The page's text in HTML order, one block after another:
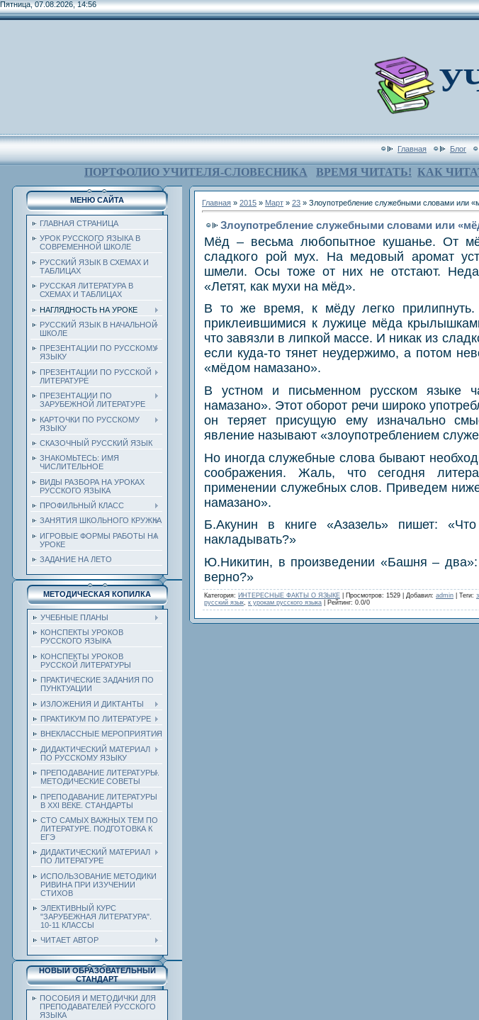
Пятница, 07.08.2026, 14:56
Главная Блог
ПОРТФОЛИО УЧИТЕЛЯ-СЛОВЕСНИКА ВРЕМЯ ЧИТАТЬ! КАК
МЕНЮ САЙТА
ГЛАВНАЯ СТРАНИЦА
УРОК РУССКОГО ЯЗЫКА В
СОВРЕМЕННОЙ ШКОЛЕ
РУССКИЙ ЯЗЫК В СХЕМАХ И
ТАБЛИЦАХ
РУССКАЯ ЛИТЕРАТУРА В
СХЕМАХ И ТАБЛИЦАХ
НАГЛЯДНОСТЬ НА УРОКЕ
РУССКИЙ ЯЗЫК В НАЧАЛЬНОЙ
ШКОЛЕ
ПРЕЗЕНТАЦИИ ПО РУССКОМУ
ЯЗЫКУ
ПРЕЗЕНТАЦИИ ПО РУССКОЙ
ЛИТЕРАТУРЕ
ПРЕЗЕНТАЦИИ ПО
ЗАРУБЕЖНОЙ ЛИТЕРАТУРЕ
КАРТОЧКИ ПО РУССКОМУ
ЯЗЫКУ
СКАЗОЧНЫЙ РУССКИЙ ЯЗЫК
ЗНАКОМЬТЕСЬ: ИМЯ
ЧИСЛИТЕЛЬНОЕ
ВИДЫ РАЗБОРА НА УРОКАХ
РУССКОГО ЯЗЫКА
ПРОФИЛЬНЫЙ КЛАСС
ЗАНЯТИЯ ШКОЛЬНОГО КРУЖКА
ИГРОВЫЕ ФОРМЫ РАБОТЫ НА
УРОКЕ
ЗАДАНИЕ НА ЛЕТО
МЕТОДИЧЕСКАЯ КОПИЛКА
УЧЕБНЫЕ ПЛАНЫ
КОНСПЕКТЫ УРОКОВ
РУССКОГО ЯЗЫКА
КОНСПЕКТЫ УРОКОВ
РУССКОЙ ЛИТЕРАТУРЫ
ПРАКТИЧЕСКИЕ ЗАДАНИЯ ПО
ПУНКТУАЦИИ
ИЗЛОЖЕНИЯ И ДИКТАНТЫ
ПРАКТИКУМ ПО ЛИТЕРАТУРЕ
ВНЕКЛАССНЫЕ МЕРОПРИЯТИЯ
ДИДАКТИЧЕСКИЙ МАТЕРИАЛ
ПО РУССКОМУ ЯЗЫКУ
ПРЕПОДАВАНИЕ ЛИТЕРАТУРЫ.
МЕТОДИЧЕСКИЕ СОВЕТЫ
ПРЕПОДАВАНИЕ ЛИТЕРАТУРЫ
В XXI ВЕКЕ. СТАНДАРТЫ
СТО САМЫХ ВАЖНЫХ ТЕМ ПО
ЛИТЕРАТУРЕ. ПОДГОТОВКА К
ЕГЭ
ДИДАКТИЧЕСКИЙ МАТЕРИАЛ
ПО ЛИТЕРАТУРЕ
ИСПОЛЬЗОВАНИЕ МЕТОДИКИ
РИВИНА ПРИ ИЗУЧЕНИИ
СТИХОВ
ЭЛЕКТИВНЫЙ КУРС
"ЗАРУБЕЖНАЯ ЛИТЕРАТУРА".
10-11 КЛАССЫ
ЧИТАЕТ АВТОР
НОВЫЙ ОБРАЗОВАТЕЛЬНЫЙ
СТАНДАРТ
ПОСОБИЯ И МЕТОДИЧКИ ДЛЯ
ПРЕПОДАВАТЕЛЕЙ РУССКОГО
ЯЗЫКА
Главная » 2015 » Март » 23 » Злоупотребление служебными словами или
Злоупотребление служебными словами или
Мёд – весьма любопытное кушанье. От
сладкого рой мух. На медовый аромат
шмели. Осы тоже от них не отстают.
«Летят, как мухи на мёд».
В то же время, к мёду легко
приклеившимися к лужице мёда
что завязли в липкой массе. И никак из
если куда-то тянет неудержимо, а потом
«мёдом намазано».
В устном и письменном русском языке
намазано». Этот оборот речи широко
он теряет присущую ему изначально
явление называют «злоупотреблением
Но иногда служебные слова бывают
соображения. Жаль, что сегодня
применении служебных слов. Приведем
намазано».
Б.Акунин в книге «Азазель» пишет:
накладывать?»
Ю.Hикитин, в произведении «Башня –
верно?»
Категория: ИНТЕРЕСНЫЕ ФАКТЫ О ЯЗЫКЕ Просмотров: 1529 | Добавил: admin Теги:
русский язык к урокам русского языка Рейтинг: 0.0/0